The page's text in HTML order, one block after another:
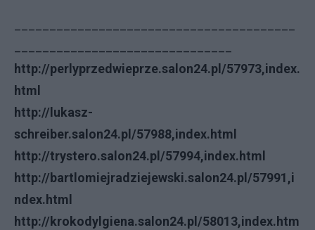
http://perlyprzedwieprze.salon24.pl/57973,index.
html
http://lukasz-
schreiber.salon24.pl/57988,index.html
http://trystero.salon24.pl/57994,index.html
http://bartlomiejradziejewski.salon24.pl/57991,i
ndex.html
http://krokodylgiena.salon24.pl/58013,index.htm